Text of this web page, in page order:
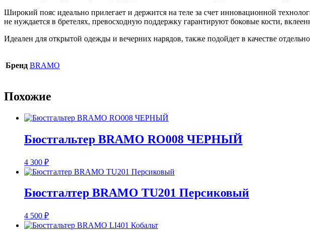
RO005
Леопардовый
Широкий пояс идеально прилегает и держится на теле за счет инновационной
не нуждается в бретелях, превосходную поддержку гарантируют боковые кости,
Идеален для открытой одежды и вечерних нарядов, также подойдет в качестве
Бренд BRAMO
Похожие
Бюстгальтер BRAMO RO008 ЧЕРНЫЙ
4 300 ₽
Бюстгалтер BRAMO TU201 Персиковый
4 500 ₽